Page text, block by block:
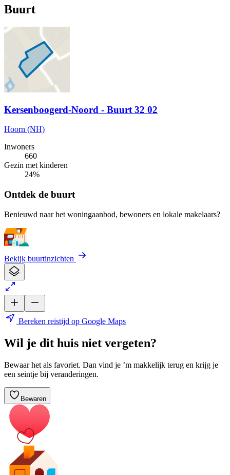
Buurt
Kersenboogerd-Noord - Buurt 32 02
Hoorn (NH)
Inwoners
660
Gezin met kinderen
24%
Ontdek de buurt
Benieuwd naar het woningaanbod, bewoners en lokale makelaars?
Bekijk buurtinzichten
Bereken reistijd op Google Maps
Wil je dit huis niet vergeten?
Bewaar het als favoriet. Dan vind je ’m makkelijk terug en krijg je
een seintje bij veranderingen.
Bewaren